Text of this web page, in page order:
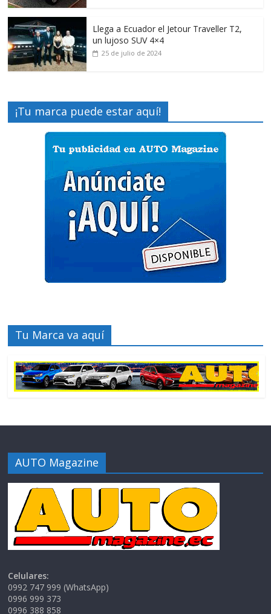
Llega a Ecuador el Jetour Traveller T2,
un lujoso SUV 4×4
25 de julio de 2024
¡Tu marca puede estar aquí!
Tu Marca va aquí
AUTO Magazine
Celulares:
0992 747 999 (WhatsApp)
0996 999 373
0996 388 858